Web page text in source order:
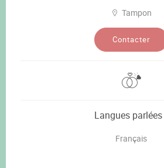
Tampon
Contacter
Langues parlées
Français